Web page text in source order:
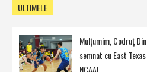
ULTIMELE
Mulţumim, Codruţ
semnat cu East
NCAA!